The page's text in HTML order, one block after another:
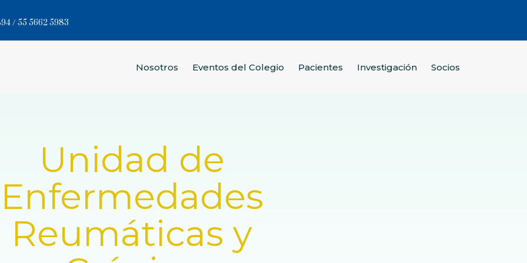
/ 55 5662 5983
Nosotros Eventos del Colegio Pacientes Investigación Socios
Unidad de
Enfermedades
Reumáticas y